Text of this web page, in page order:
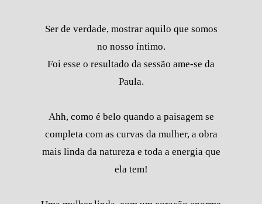
Ser de verdade, mostrar aquilo que somos
no nosso íntimo.
Foi esse o resultado da sessão ame-se da
Paula.
Ahh, como é belo quando a paisagem se
completa com as curvas da mulher, a obra
mais linda da natureza e toda a energia que
ela tem!